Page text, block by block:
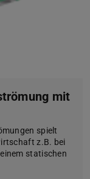
mit
spielt
z.B. bei
statischen